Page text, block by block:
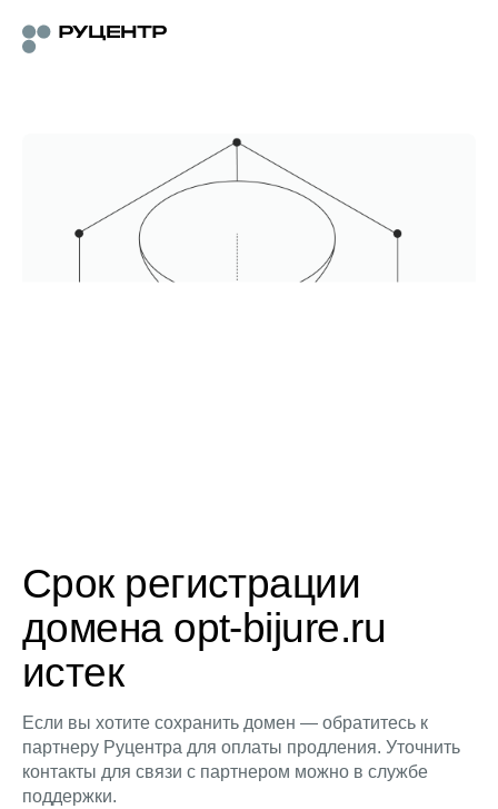
Срок регистрации
домена opt-bijure.ru
истек
Если вы хотите сохранить домен — обратитесь к
партнеру Руцентра для оплаты продления. Уточнить
контакты для связи с партнером можно в службе
поддержки.